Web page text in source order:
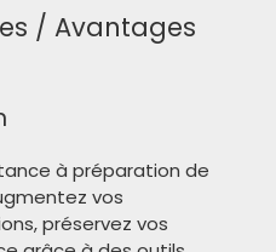
/ Avantages
à préparation de
vos
préservez vos